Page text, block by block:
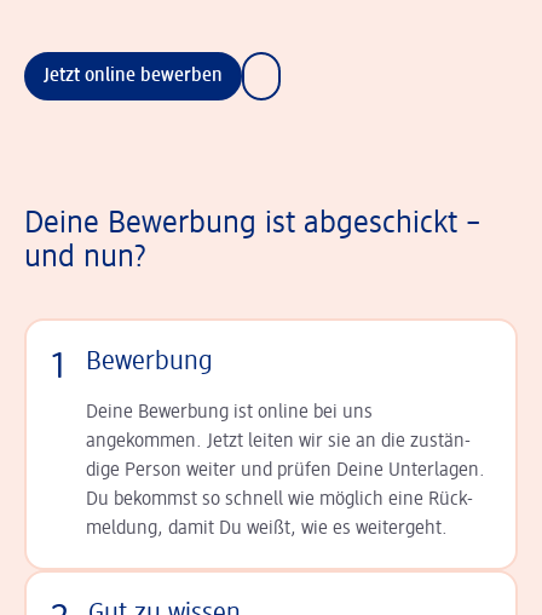
Jetzt online bewerben
Deine Bewerbung ist abgeschickt –
und nun?
1 Bewerbung
Deine Bewerbung ist online bei uns
angekommen. Jetzt leiten wir sie an die zu­stän­
dige Person weiter und prüfen Deine Unterlagen.
Du bekommst so schnell wie möglich eine Rück­
meldung, damit Du weißt, wie es weitergeht.